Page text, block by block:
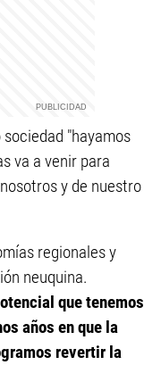
"hayamos
va a venir para
y de nuestro
regionales y
neuquina.
que tenemos
años en que la
revertir la